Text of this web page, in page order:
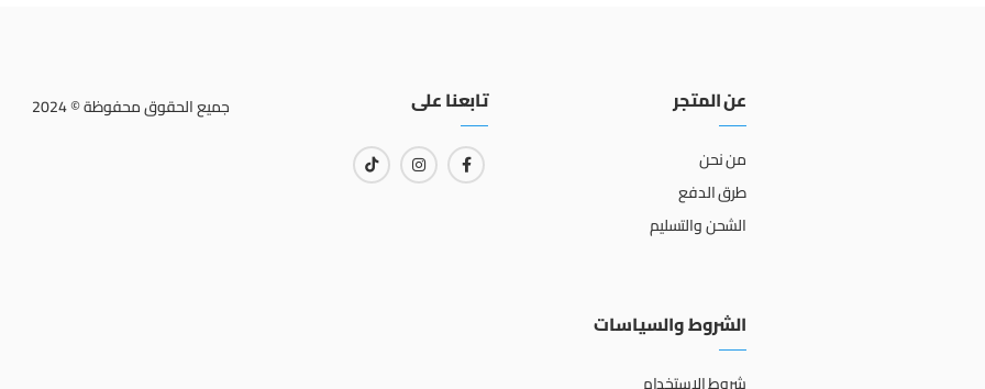
عن المتجر
من نحن
طرق الدفع
الشحن والتسليم
الشروط والسياسات
تابعنا على جميع الحقوق محفوظة © 2024